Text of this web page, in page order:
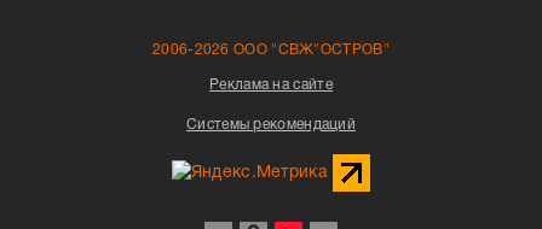
2006-2026 ООО "СВЖ"ОСТРОВ"
Реклама на сайте
Системы рекомендаций